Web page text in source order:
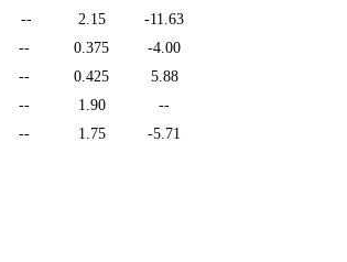
-- 2.15
-11.63
-- 0.375
-4.00
-- 0.425
5.88
-- 1.90
--
-- 1.75
-5.71